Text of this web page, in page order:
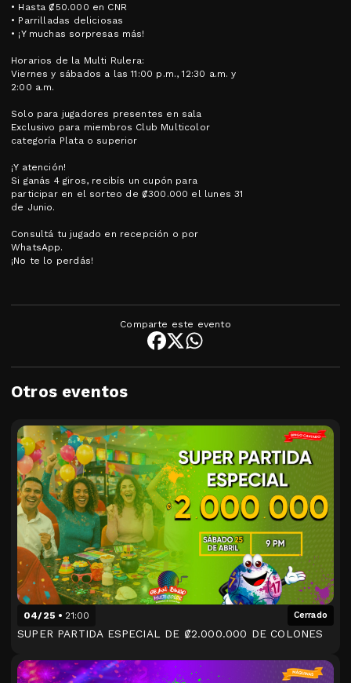
• Hasta ₡50.000 en CNR
• Parrilladas deliciosas
• ¡Y muchas sorpresas más!
Horarios de la Multi Rulera:
Viernes y sábados a las 11:00 p.m., 12:30 a.m. y
2:00 a.m.
Solo para jugadores presentes en sala
Exclusivo para miembros Club Multicolor
categoría Plata o superior
¡Y atención!
Si ganás 4 giros, recibís un cupón para
participar en el sorteo de ₡300.000 el lunes 31
de Junio.
Consultá tu jugado en recepción o por
WhatsApp.
¡No te lo perdás!
Otros eventos
04/25 21:00 Cerrado
SUPER PARTIDA ESPECIAL DE ₡2.000.000 DE COLONES
Comparte este evento